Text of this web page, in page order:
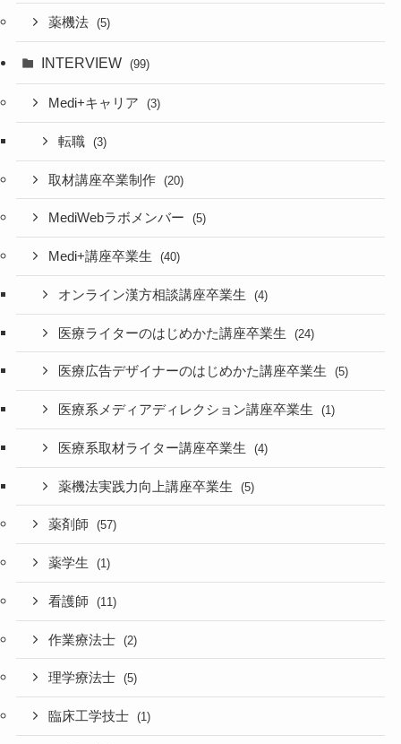
薬機法 (5)
INTERVIEW (99)
Medi+キャリア (3)
転職 (3)
取材講座卒業制作 (20)
MediWebラボメンバー (5)
Medi+講座卒業生 (40)
オンライン漢方相談講座卒業生 (4)
医療ライターのはじめかた講座卒業生 (24)
医療広告デザイナーのはじめかた講座卒業生 (5)
医療系メディアディレクション講座卒業生 (1)
医療系取材ライター講座卒業生 (4)
薬機法実践力向上講座卒業生 (5)
薬剤師 (57)
薬学生 (1)
看護師 (11)
作業療法士 (2)
理学療法士 (5)
臨床工学技士 (1)